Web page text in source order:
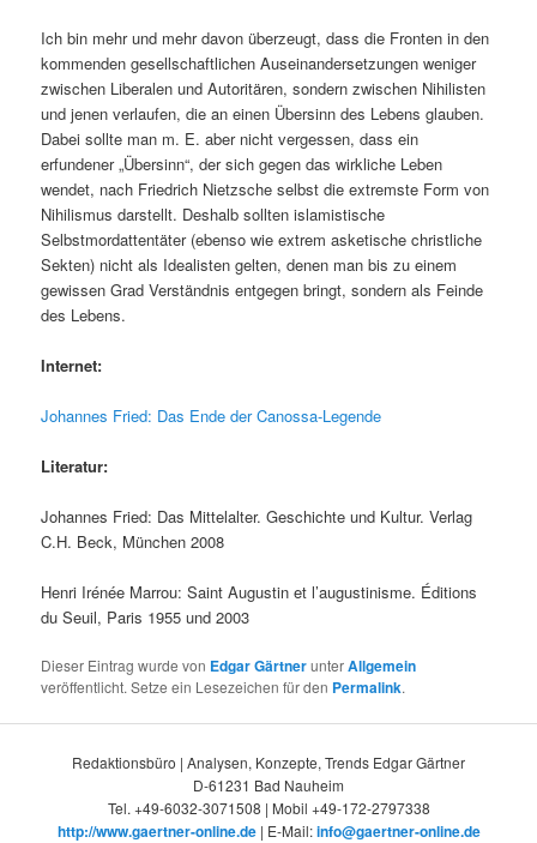
Ich bin mehr und mehr davon überzeugt, dass die Fronten in den
kommenden gesellschaftlichen Auseinandersetzungen weniger
zwischen Liberalen und Autoritären, sondern zwischen Nihilisten
und jenen verlaufen, die an einen Übersinn des Lebens glauben.
Dabei sollte man m. E. aber nicht vergessen, dass ein
erfundener „Übersinn“, der sich gegen das wirkliche Leben
wendet, nach Friedrich Nietzsche selbst die extremste Form von
Nihilismus darstellt. Deshalb sollten islamistische
Selbstmordattentäter (ebenso wie extrem asketische christliche
Sekten) nicht als Idealisten gelten, denen man bis zu einem
gewissen Grad Verständnis entgegen bringt, sondern als Feinde
des Lebens.
Internet:
Johannes Fried: Das Ende der Canossa-Legende
Literatur:
Johannes Fried: Das Mittelalter. Geschichte und Kultur. Verlag
C.H. Beck, München 2008
Henri Irénée Marrou: Saint Augustin et l’augustinisme. Éditions
du Seuil, Paris 1955 und 2003
Dieser Eintrag wurde von Edgar GärtnerunterAllgemein
veröffentlicht. Setze ein Lesezeichen für den Permalink.
Redaktionsbüro | Analysen, Konzepte, Trends Edgar Gärtner
D-61231 Bad Nauheim
Tel. +49-6032-3071508 | Mobil +49-172-2797338
http://www.gaertner-online.de| E-Mail:info@gaertner-online.de